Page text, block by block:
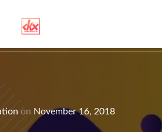
on November 16, 2018